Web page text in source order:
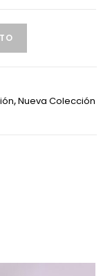
,Nueva Colección